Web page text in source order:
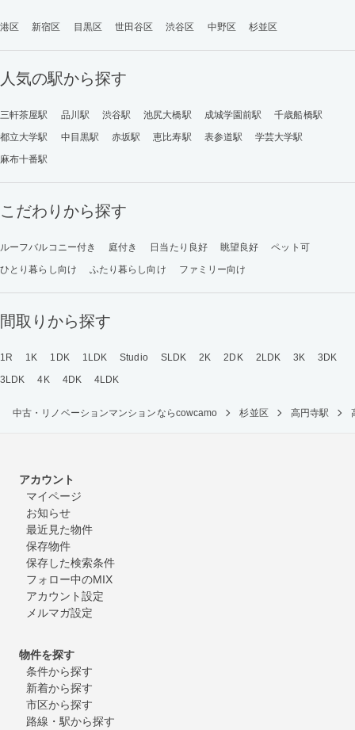
港区 新宿区 目黒区 世田谷区 渋谷区 中野区 杉並区
人気の駅から探す
三軒茶屋駅 品川駅 渋谷駅 池尻大橋駅 成城学園前駅
千歳船橋駅
都立大学駅
中目黒駅 赤坂駅 恵比寿駅 表参道駅
学芸大学駅
麻布十番駅
こだわりから探す
ルーフバルコニー付き 庭付き 日当たり良好 眺望良好
ペット可
ひとり暮らし向け
ふたり暮らし向け ファミリー向け
間取りから探す
1R 1K 1DK 1LDK Studio SLDK 2K 2DK 2LDK 3K
3DK
3LDK
4K 4DK 4LDK
中古・リノベーションマンションならcowcamo 杉並区 高円寺駅
アカウント
マイページ
お知らせ
最近見た物件
保存物件
保存した検索条件
フォロー中のMIX
アカウント設定
メルマガ設定
物件を探す
条件から探す
新着から探す
市区から探す
路線・駅から探す